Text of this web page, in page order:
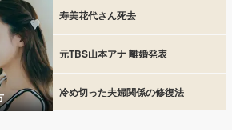
寿美花代さん死去
元TBS山本アナ 離婚発表
冷め切った夫婦関係の修復法